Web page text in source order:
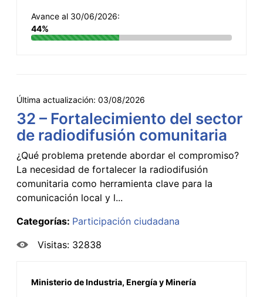
Avance al 30/06/2026:
44%
Última actualización: 03/08/2026
32 – Fortalecimiento del sector
de radiodifusión comunitaria
¿Qué problema pretende abordar el compromiso?
La necesidad de fortalecer la radiodifusión
comunitaria como herramienta clave para la
comunicación local y l...
Categorías: Participación ciudadana
Visitas: 32838
Ministerio de Industria, Energía y Minería